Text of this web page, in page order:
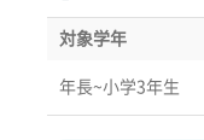
対象学年
年長~小学3年生